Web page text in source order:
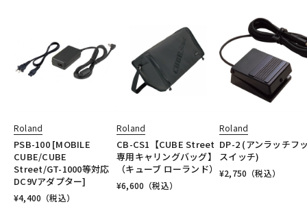
Roland
PSB-100 [MOBILE
CUBE/CUBE
Street/GT-1000等対応
DC9Vアダプター]
¥4,400 （税込）
Roland
CB-CS1【CUBE Street
専用キャリングバッグ】
（キューブ ローランド）
¥6,600 （税込）
Roland
DP-2 (アンラッチフ
スイッチ)
¥2,750 （税込）